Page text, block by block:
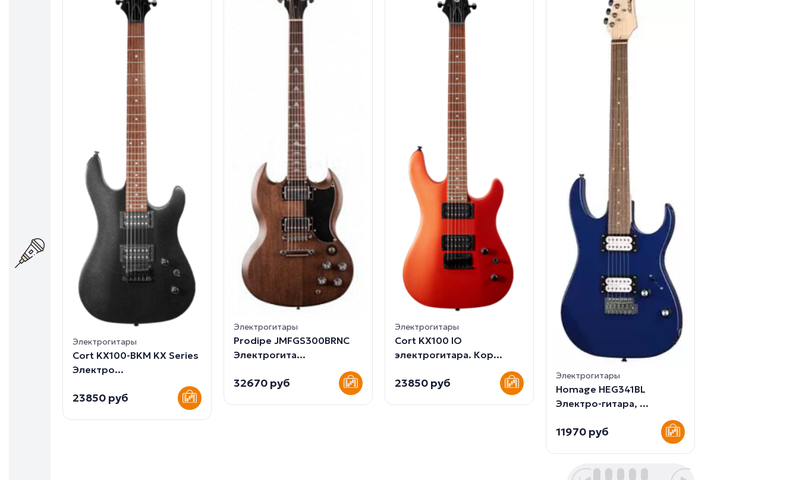
Электрогитары
Cort KX100-BKM KX Series
Электро...
23850 руб
Электрогитары
Prodipe JMFGS300BRNC
Электрогита...
32670 руб
Электрогитары
Cort KX100 IO
электрогитара. Кор...
23850 руб
Электрогитары
Homage HEG341BL
Электро-гитара, ...
11970 руб